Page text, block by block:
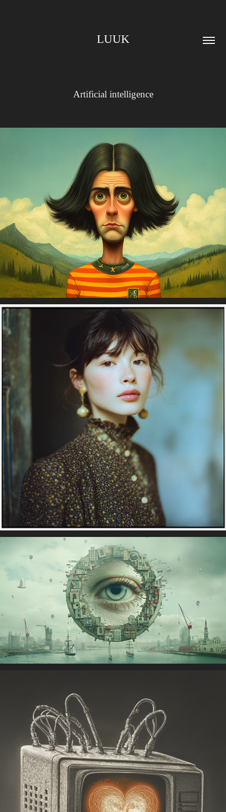
LUUK
Artificial intelligence